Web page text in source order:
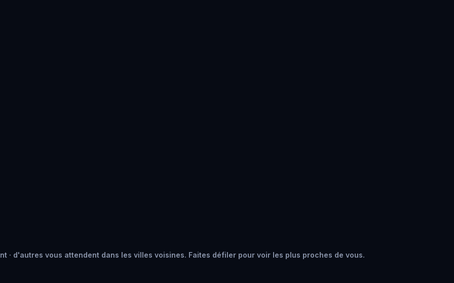
· d'autres vous attendent dans les villes voisines. Faites défiler pour voir les plus proches de vous.